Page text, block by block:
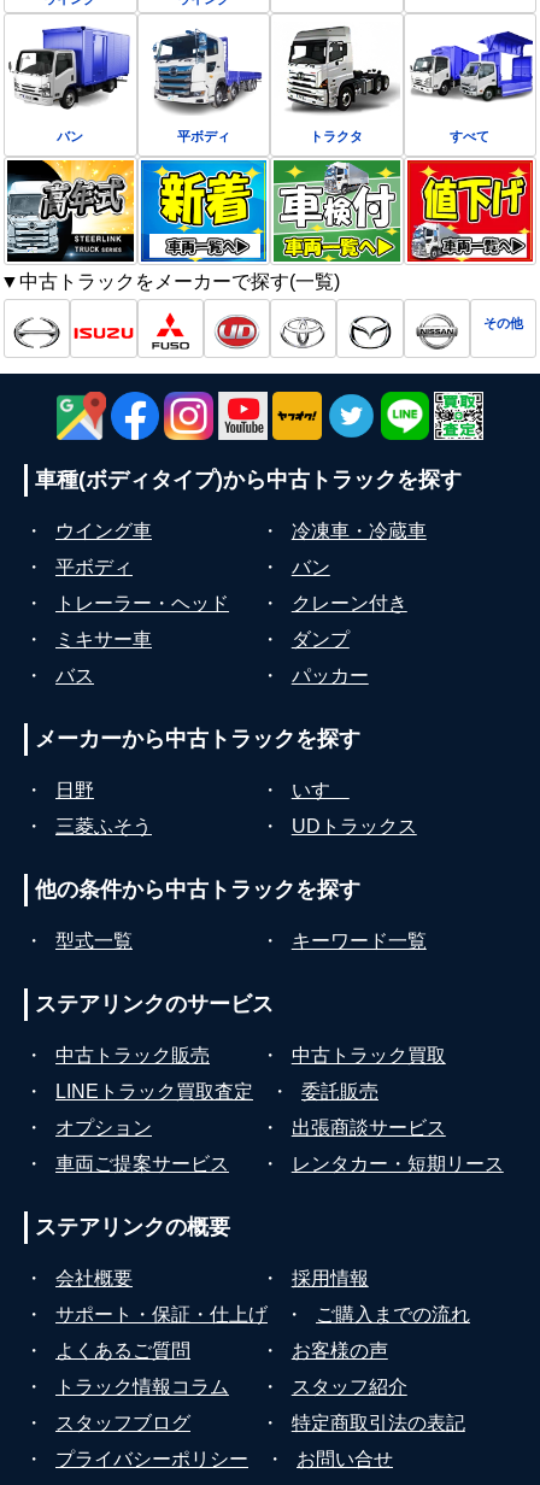
バン 平ボディ トラクタ すべて
▼中古トラックをメーカーで探す(一覧)
その他
車種(ボディタイプ)から中古トラックを探す
・ ウイング車 ・
冷凍車・冷蔵車
・
平ボディ ・
バン
・
トレーラー・ヘッド ・
クレーン付き
・
ミキサー車 ・
ダンプ
・
バス ・ パッカー
メーカーから中古トラックを探す
・ 日野 ・
いすゞ
・
三菱ふそう ・ UDトラックス
他の条件から中古トラックを探す
・ 型式一覧 ・ キーワード一覧
ステアリンクのサービス
・ 中古トラック販売 ・
中古トラック買取
・
LINEトラック買取査定 ・
委託販売
・
オプション ・
出張商談サービス
・
車両ご提案サービス ・ レンタカー・短期リース
ステアリンクの概要
・ 会社概要 ・
採用情報
・
サポート・保証・仕上げ ・
ご購入までの流れ
・
よくあるご質問 ・
お客様の声
・
トラック情報コラム ・
スタッフ紹介
・
スタッフブログ ・
特定商取引法の表記
・
プライバシーポリシー ・ お問い合せ